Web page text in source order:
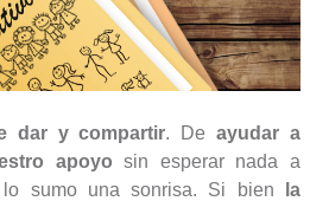
dar y compartir. Deayudar a
apoyo sin esperar nada a
sumo una sonrisa. Si bien
la